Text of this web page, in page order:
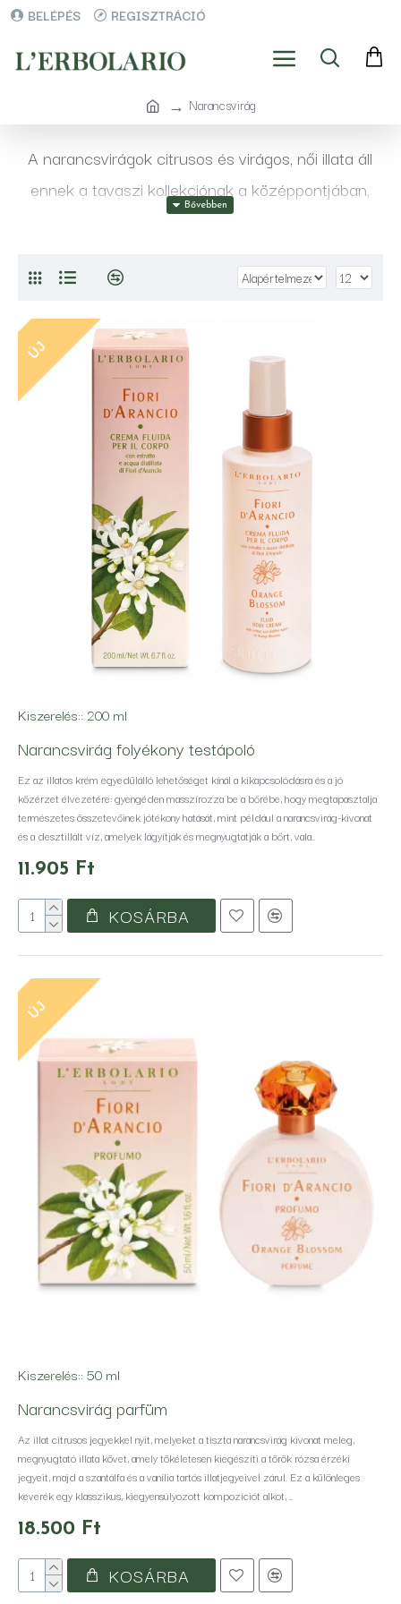
BELÉPÉS REGISZTRÁCIÓ
Narancsvirág
A narancsvirágok citrusos és virágos, női illata áll
ennek a tavaszi kollekciónak a középpontjában,
amely illatos testápoló termékeket – egy frissítő
testápoló krémet – tartalmaz, valamint
ajándékötletként egy elbűvölő kis táskát.
Hófehér, finom virágbimbóikkal a narancsvirágok
minden virágzáskor varázslatos illatélményt
nyújtanak nekünk. L’Erbolario újragondolja a
parfümériák egyik legkedveltebb klasszikus illatát,
friss, fás és vaníliás illatjegyekkel kiegészítve, így
egy rendkívül pihentető és illatos szépségápolási
rituálét kínálva Önnek.
ÚJ
Kiszerelés:: 200 ml
Narancsvirág folyékony testápoló
Ez az illatos krém egyedülálló lehetőséget kínál a kikapcsolódásra és a jó
közérzet élvezetére: gyengéden masszírozza be a bőrébe, hogy megtapasztalja
természetes összetevőinek jótékony hatását, mint például a narancsvirág-kivonat
és a desztillált víz, amelyek lágyítják és megnyugtatják a bőrt, vala..
11.905 Ft
KOSÁRBA
ÚJ
Kiszerelés:: 50 ml
Narancsvirág parfüm
Az illat citrusos jegyekkel nyit, melyeket a tiszta narancsvirág kivonat meleg,
megnyugtató illata követ, amely tökéletesen kiegészíti a török rózsa érzéki
jegyeit, majd a szantálfa és a vanília tartós illatjegyeivel zárul. Ez a különleges
keverék egy klasszikus, kiegyensúlyozott kompozíciót alkot, ..
18.500 Ft
KOSÁRBA